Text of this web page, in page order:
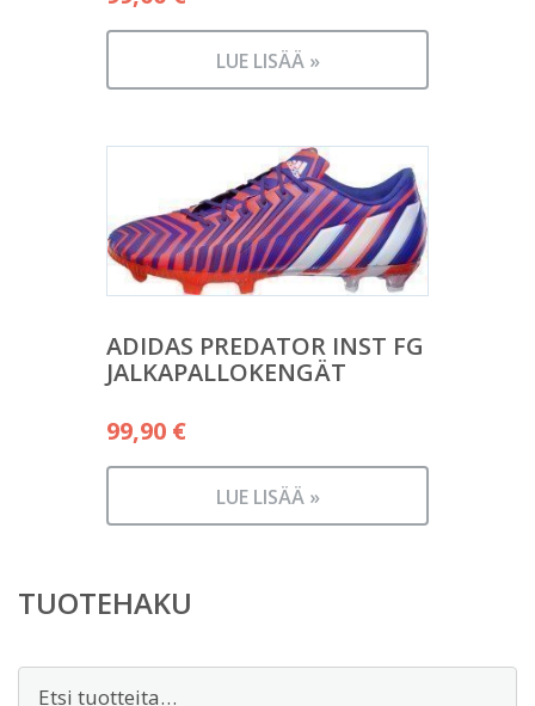
LUE LISÄÄ »
ADIDAS PREDATOR INST FG
JALKAPALLOKENGÄT
99,90 €
LUE LISÄÄ »
TUOTEHAKU